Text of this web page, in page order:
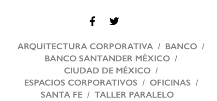
ARQUITECTURA CORPORATIVA
BANCO
BANCO SANTANDER MÉXICO
CIUDAD DE MÉXICO
ESPACIOS CORPORATIVOS
OFICINAS
SANTA FE
TALLER PARALELO